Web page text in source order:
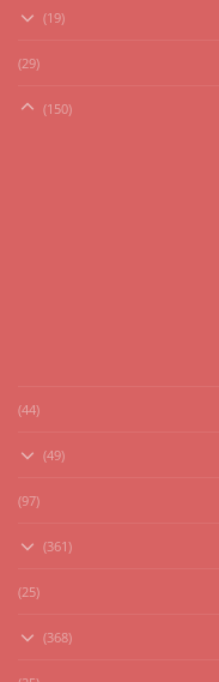
(19)
(29)
(150)
(44)
(49)
(97)
(361)
(25)
(368)